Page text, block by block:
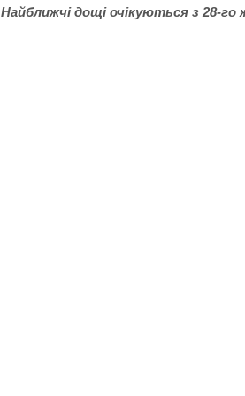
Найближчі дощі очікуються з 28-го